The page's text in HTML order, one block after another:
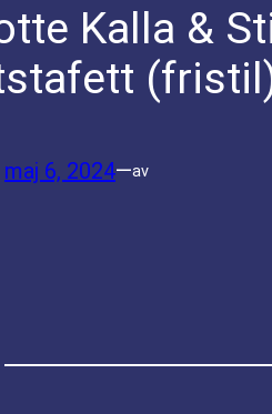
Kalla &
maj 6, 2024—av